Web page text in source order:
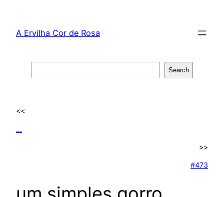
content
A Ervilha Cor de Rosa
Search
<<
…
>>
#473